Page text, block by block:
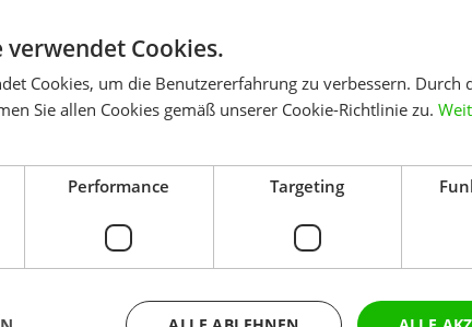
verwendet Cookies.
Cookies, um die Benutzererfahrung zu verbessern. Durch
Sie allen Cookies gemäß unserer Cookie-Richtlinie zu.
Performance Targeting